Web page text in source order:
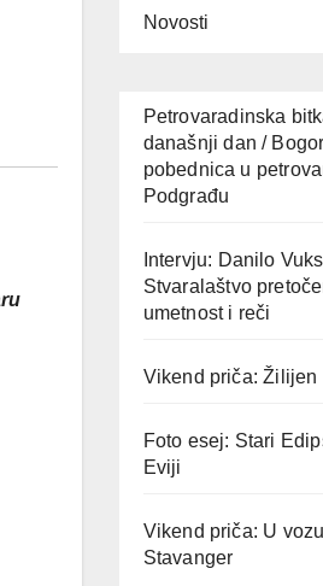
Novosti
Petrovaradinska
današnji dan /
pobednica u
Podgrađu
Intervju: Danilo
Stvaralaštvo
umetnost i reči
Vikend priča: Žilijen
Foto esej: Stari
Eviji
Vikend priča: U
Stavanger